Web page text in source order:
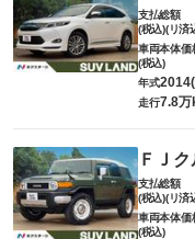
支払総額
(税込)(リ済
車両本体価
(税込)
年式
走行7.8万
ＦＪ
支払総額
(税込)(リ済
車両本体価
(税込)